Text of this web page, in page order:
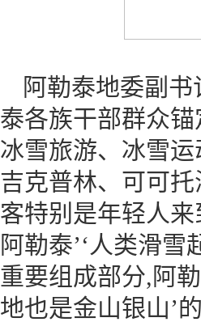
阿勒泰地委副
泰各族干部群众
冰雪旅游、冰雪
吉克普林、可可
客特别是年轻人
阿勒泰’‘人类滑
重要组成部分,阿
地也是金山银山’